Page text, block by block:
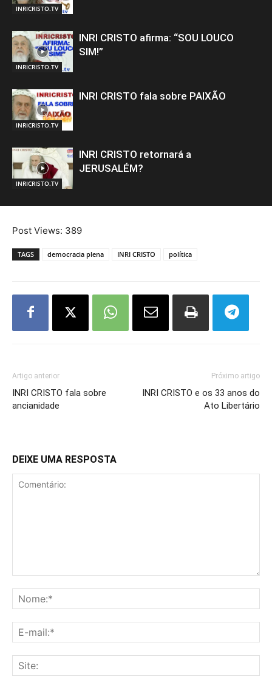
INRICRISTO.TV
INRICRISTO.TV
INRI CRISTO afirma: “SOU LOUCO
SIM!”
INRICRISTO.TV
INRI CRISTO fala sobre PAIXÃO
INRICRISTO.TV
INRI CRISTO retornará a
JERUSALÉM?
Post Views: 389
TAGS democracia plena INRI CRISTO política
Artigo anterior
INRI CRISTO fala sobre
ancianidade
Próximo artigo
INRI CRISTO e os 33 anos do
Ato Libertário
DEIXE UMA RESPOSTA